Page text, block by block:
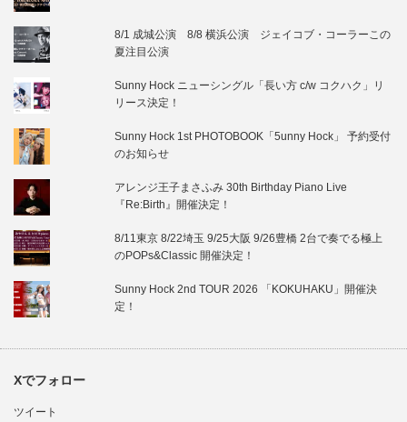
8/1 成城公演 8/8 横浜公演 ジェイコブ・コーラーこの
夏注目公演
Sunny Hock ニューシングル「長い方 c/w コクハク」リ
リース決定！
Sunny Hock 1st PHOTOBOOK「5unny Hock」 予約受付
のお知らせ
アレンジ王子まさふみ 30th Birthday Piano Live
『Re:Birth』開催決定！
8/11東京 8/22埼玉 9/25大阪 9/26豊橋 2台で奏でる極上
のPOPs&Classic 開催決定！
Sunny Hock 2nd TOUR 2026 「KOKUHAKU」開催決
定！
Xでフォロー
ツイート